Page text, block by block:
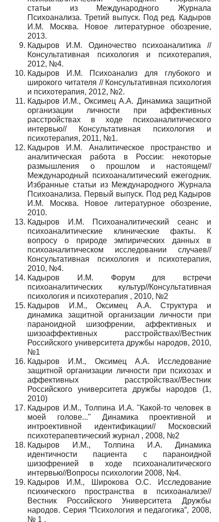
статьи из Международного Журнала
Психоанализа. Третий выпуск. Под ред. Кадыров
И.М. Москва. Новое литературное обозрение,
2013.
Кадыров И.М. Одиночество психоаналитика //
Консультативная психология и психотерапия,
2012, №4.
Кадыров И.М. Психоанализ для глубокого и
широкого читателя // Консультативная психология
и психотерапия, 2012, №2.
Кадыров И.М., Оксимец А.А. Динамика защитной
организации личности при аффективных
расстройствах в ходе психоаналитического
интервью// Консультативная психология и
психотерапия, 2011, №1.
Кадыров И.М. Аналитическое пространство и
аналитическая работа в России: некоторые
размышления о прошлом и настоящем//
Международный психоаналитический ежегодник.
Избранные статьи из Международного Журнала
Психоанализа. Первый выпуск. Под ред Кадыров
И.М. Москва. Новое литературное обозрение,
2010.
Кадыров И.М. Психоаналитический сеанс и
психоаналитические клинические факты. К
вопросу о природе эмпирических данных в
психоаналитическом исследовании случаев//
Консультативная психология и психотерапия,
2010, №4.
Кадыров И.М. Форум для встречи
психоаналитических культур//Консультативная
психология и психотерапия , 2010, №2
Кадыров И.М., Оксимец А.А. Структура и
динамика защитной организации личности при
параноидной шизофрении, аффективных и
шизоаффективных расстройствах//Вестник
Российского университета дружбы народов, 2010,
№1
Кадыров И.М., Оксимец А.А. Исследование
защитной организации личности при психозах и
аффективных расстройствах//Вестник
Российского университета дружбы народов (1,
2010)
Кадыров И.М., Толпина И.А. "Какой-то человек в
моей голове..." Динамика проективной и
интроективной идентификации// Московский
психотерапевтический журнал , 2008, №2
Кадыров И.М., Толпина И.А. Динамика
идентичности пациента с параноидной
шизофренией в ходе психоаналитического
интервью//Вопросы психологии 2008, №4.
Кадыров И.М., Широкова О.С. Исследование
психического пространства в психоанализе//
Вестник Российского Университета Дружбы
народов. Серия “Психология и педагогика”, 2008,
№ 1 .